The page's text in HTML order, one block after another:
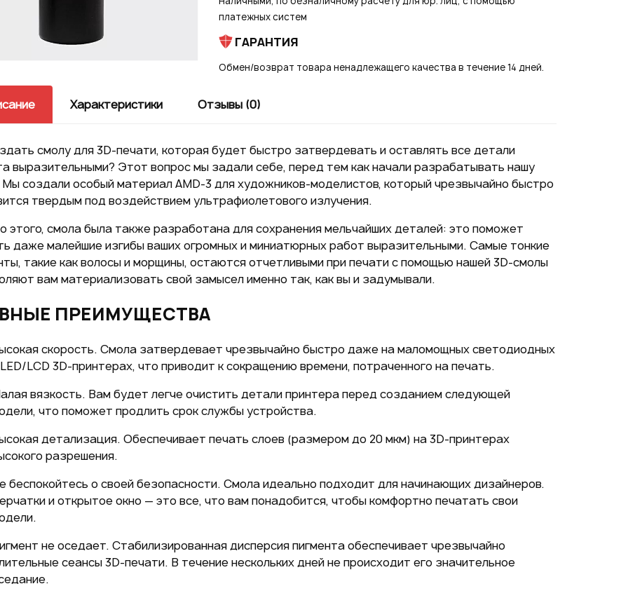
платежных систем
ГАРАНТИЯ
Обмен/возврат товара ненадлежащего качества в течение 14 дней.
Характеристики Отзывы (0)
смолу для 3D-печати, которая будет быстро затвердевать и оставлять все детали
выразительными? Этот вопрос мы задали себе, перед тем как начали разрабатывать нашу
Мы создали особый материал AMD-3 для художников-моделистов, который чрезвычайно быстро
твердым под воздействием ультрафиолетового излучения.
этого, смола была также разработана для сохранения мельчайших деталей: это поможет
даже малейшие изгибы ваших огромных и миниатюрных работ выразительными. Самые тонкие
такие как волосы и морщины, остаются отчетливыми при печати с помощью нашей 3D-смолы
вам материализовать свой замысел именно так, как вы и задумывали.
ПРЕИМУЩЕСТВА
скорость. Смола затвердевает чрезвычайно быстро даже на маломощных светодиодных
LCD 3D-принтерах, что приводит к сокращению времени, потраченного на печать.
вязкость. Вам будет легче очистить детали принтера перед созданием следующей
что поможет продлить срок службы устройства.
детализация. Обеспечивает печать слоев (размером до 20 мкм) на 3D-принтерах
разрешения.
беспокойтесь о своей безопасности. Смола идеально подходит для начинающих дизайнеров.
и открытое окно — это все, что вам понадобится, чтобы комфортно печатать свои
не оседает. Стабилизированная дисперсия пигмента обеспечивает чрезвычайно
сеансы 3D-печати. В течение нескольких дней не происходит его значительное
Подписаться на новые
Нажимая на кнопку "Отправить", вы
даете согласие на обработку